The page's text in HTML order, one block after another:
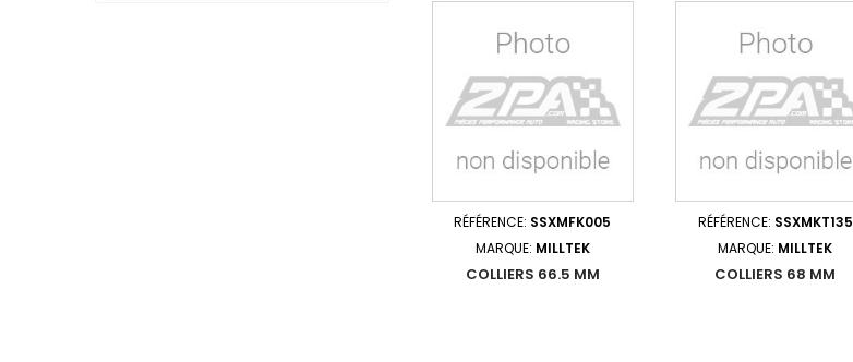
RÉFÉRENCE: SSXMFK005
MARQUE: MILLTEK
COLLIERS 66.5 MM
RÉFÉRENCE: SSXMKT135
MARQUE: MILLTEK
COLLIERS 68 MM